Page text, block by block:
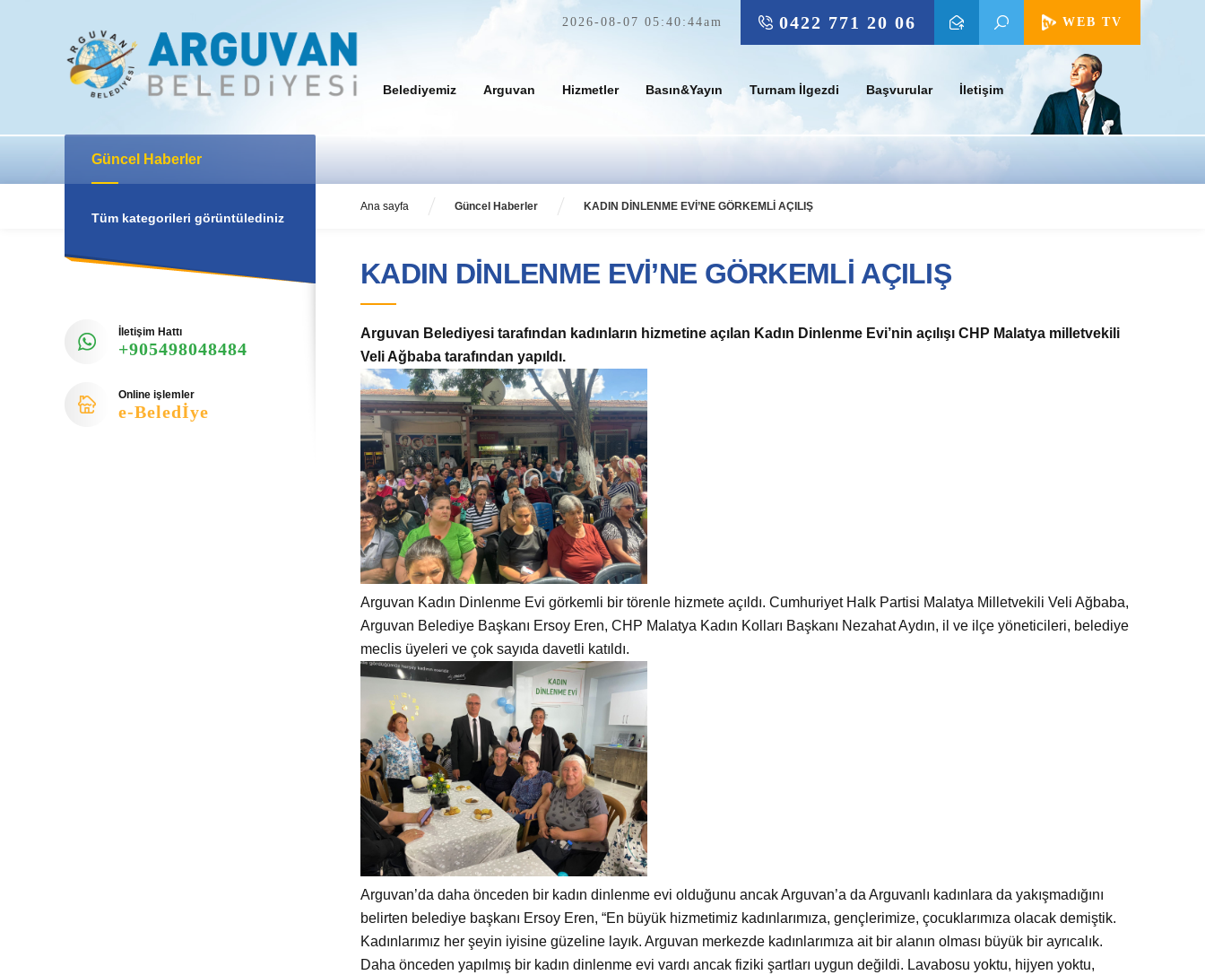
WEB TV
0422 771 20 06
2026-08-07 05:40:44am
Belediyemiz Arguvan Hizmetler Basın&Yayın Turnam İlgezdi Başvurular İletişim
Ana sayfa Güncel Haberler KADIN DİNLENME EVİ’NE GÖRKEMLİ AÇILIŞ
Güncel Haberler
Tüm kategorileri görüntülediniz
İletişim Hattı
+905498048484
Online işlemler
e-Beledİye
KADIN DİNLENME EVİ’NE GÖRKEMLİ AÇILIŞ
Arguvan Belediyesi tarafından kadınların hizmetine açılan Kadın Dinlenme Evi’nin açılışı CHP Malatya milletvekili
Veli Ağbaba tarafından yapıldı.
Arguvan Kadın Dinlenme Evi görkemli bir törenle hizmete açıldı. Cumhuriyet Halk Partisi Malatya Milletvekili Veli Ağbaba,
Arguvan Belediye Başkanı Ersoy Eren, CHP Malatya Kadın Kolları Başkanı Nezahat Aydın, il ve ilçe yöneticileri, belediye
meclis üyeleri ve çok sayıda davetli katıldı.
Arguvan’da daha önceden bir kadın dinlenme evi olduğunu ancak Arguvan’a da Arguvanlı kadınlara da yakışmadığını
belirten belediye başkanı Ersoy Eren, “En büyük hizmetimiz kadınlarımıza, gençlerimize, çocuklarımıza olacak demiştik.
Kadınlarımız her şeyin iyisine güzeline layık. Arguvan merkezde kadınlarımıza ait bir alanın olması büyük bir ayrıcalık.
Daha önceden yapılmış bir kadın dinlenme evi vardı ancak fiziki şartları uygun değildi. Lavabosu yoktu, hijyen yoktu,